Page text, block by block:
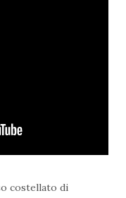
costellato di